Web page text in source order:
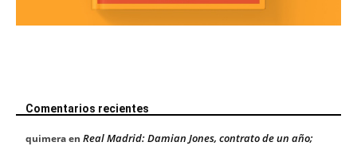
Comentarios recientes
quimeraen Real Madrid: Damian Jones, contrato de un año;